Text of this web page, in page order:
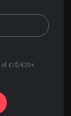
of £/$/€20+.